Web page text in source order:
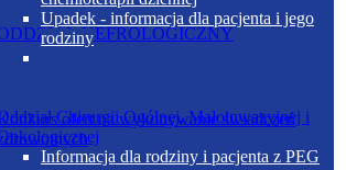
NEFROLOGICZNY
Upadek - informacja dla pacjenta i jego
rodziny
Chirurgii Ogólnej, Małoinwazyjnej i
Informacja dla rodziny i pacjenta z PEG
ofert na wykonywanie świadczeń